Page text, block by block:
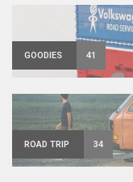
GOODIES 41
ROAD TRIP 34